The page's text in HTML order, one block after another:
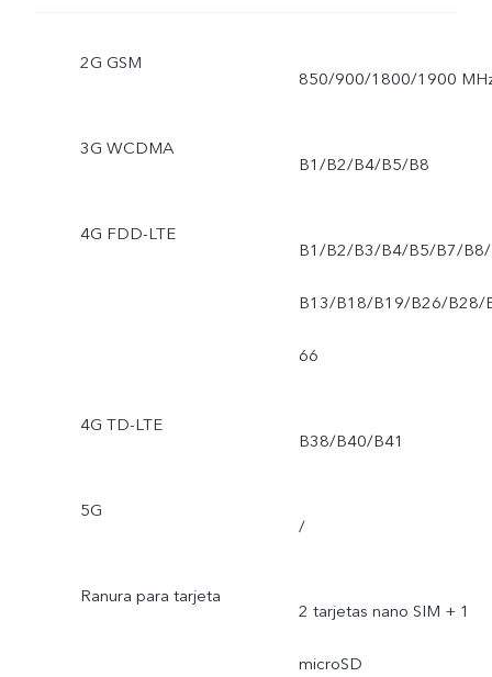
2G GSM
850/900/1800/1900
3G WCDMA
B1/B2/B4/B5/B8
4G FDD-LTE
B1/B2/B3/B4/B5/B7/B8/
B13/B18/B19/B26/B28/
66
4G TD-LTE
B38/B40/B41
5G
/
Ranura para tarjeta
2 tarjetas nano SIM + 1
microSD